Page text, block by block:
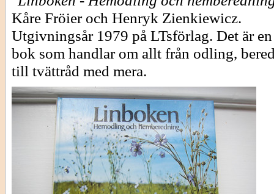
Kåre Fröier och Henryk Zienkiewicz.
Utgivningsår 1979 på LTsförlag. Det är
bok som handlar om allt från odling,
till tvättråd med mera.